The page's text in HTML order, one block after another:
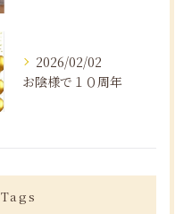
2026/02/02
お陰様で１０周年
Tags